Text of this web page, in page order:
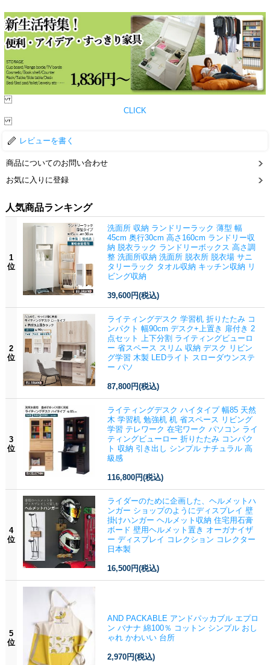
CLICK
レビューを書く
商品についてのお問い合わせ
お気に入りに登録
人気商品ランキング
1
位
洗面所 収納 ランドリーラック 薄型 幅
45cm 奥行30cm 高さ160cm ランドリー収
納 脱衣ラック ランドリーボックス 高さ調
整 洗面所収納 洗面所 脱衣所 脱衣場 サニ
タリーラック タオル収納 キッチン収納 リ
ビング収納
39,600円(税込)
2
位
ライティングデスク 学習机 折りたたみ コ
ンパクト 幅90cm デスク+上置き 扉付き 2
点セット 上下分割 ライティングビューロ
ー 省スペース スリム 収納 デスク リビン
グ学習 木製 LEDライト スローダウンステ
ー パソ
87,800円(税込)
3
位
ライティングデスク ハイタイプ 幅85 天然
木 学習机 勉強机 机 省スペース リビング
学習 テレワーク 在宅ワーク パソコン ライ
ティングビューロー 折りたたみ コンパク
ト 収納 引き出し シンプル ナチュラル 高
級感
116,800円(税込)
4
位
ライダーのために企画した、ヘルメットハ
ンガー ショップのようにディスプレイ 壁
掛けハンガー ヘルメット収納 住宅用石膏
ボード 壁用ヘルメット置き オーガナイザ
ー ディスプレイ コレクション コレクター
日本製
16,500円(税込)
5
位
AND PACKABLE アンドパッカブル エプロ
ン バナナ 綿100％ コットン シンプル おし
ゃれ かわいい 台所
2,970円(税込)